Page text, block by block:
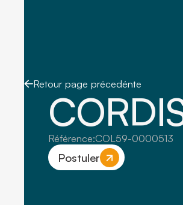
Retour page précedénte
Référence:COL59-0000513
Postuler